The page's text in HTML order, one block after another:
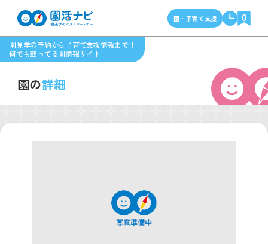
園見学の予約から子育て支援情報まで！
何でも載ってる園情報サイト
園・子育て支援 0
園の詳細